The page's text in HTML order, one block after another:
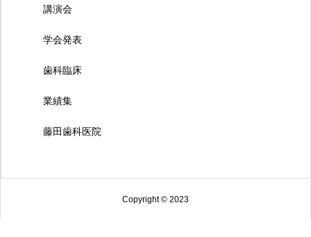
講演会
学会発表
歯科臨床
業績集
藤田歯科医院
Copyright © 2023